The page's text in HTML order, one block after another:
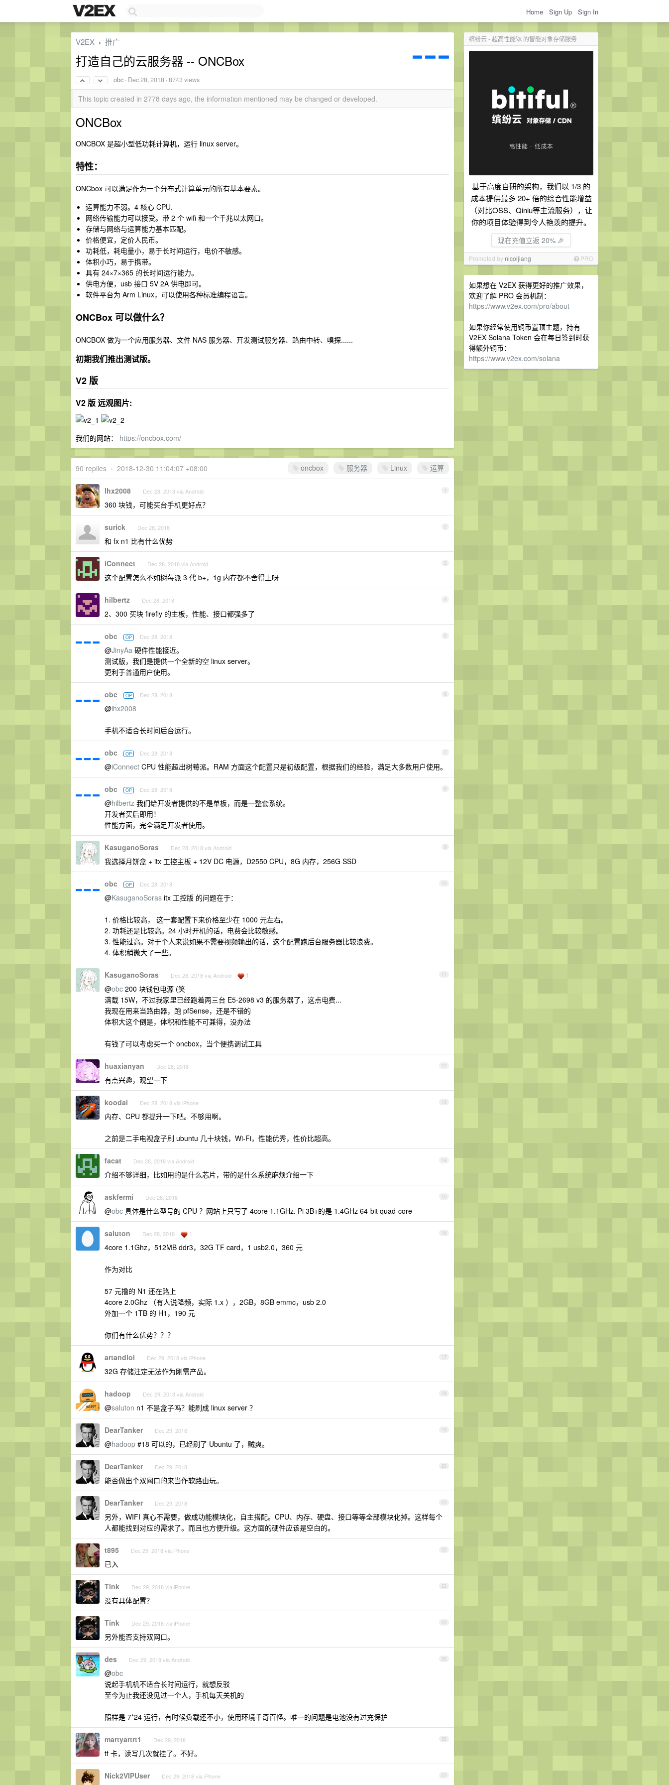
Home Sign Up Sign In
缤纷云 - 超高性能🚀 的智能对象存储服务
基于高度自研的架构，我们以 1/3 的
成本提供最多 20+ 倍的综合性能增益
（对比OSS、Qiniu等主流服务），让
你的项目体验得到令人艳羡的提升。
现在充值立返 20% 🎉
Promoted by nicoljiang PRO
如果想在 V2EX 获得更好的推广效果，
欢迎了解 PRO 会员机制：
https://www.v2ex.com/pro/about
如果你经常使用铜币置顶主题，持有
V2EX Solana Token 会在每日签到时获
得额外铜币：
https://www.v2ex.com/solana
V2EX › 推广
打造自己的云服务器 -- ONCBox
obc · Dec 28, 2018 · 8743 views
This topic created in 2778 days ago, the information mentioned may be changed or developed.
ONCBox
ONCBOX 是超小型低功耗计算机，运行 linux server。
特性：
ONCbox 可以满足作为一个分布式计算单元的所有基本要素。
运算能力不弱。4 核心 CPU.
网络传输能力可以接受。带 2 个 wifi 和一个千兆以太网口。
存储与网络与运算能力基本匹配。
价格便宜，定价人民币。
功耗低，耗电量小，易于长时间运行，电价不敏感。
体积小巧，易于携带。
具有 24×7×365 的长时间运行能力。
供电方便，usb 接口 5V 2A 供电即可。
软件平台为 Arm Linux，可以使用各种标准编程语言。
ONCBox 可以做什么？
ONCBOX 做为一个应用服务器、文件 NAS 服务器、开发测试服务器、路由中转、嗅探......
初期我们推出测试版。
V2 版
V2 版 远观图片:
我们的网站： https://oncbox.com/
oncbox 服务器 Linux 运算
90 replies • 2018-12-30 11:04:07 +08:00
1
lhx2008 Dec 28, 2018 via Android
360 块钱，可能买台手机更好点？
2
surick Dec 28, 2018
和 fx n1 比有什么优势
3
iConnect Dec 28, 2018 via Android
这个配置怎么不如树莓派 3 代 b+，1g 内存都不舍得上呀
4
hilbertz Dec 28, 2018
2、300 买块 firefly 的主板，性能、接口都强多了
5
obc OP Dec 28, 2018
@JinyAa 硬件性能接近。
测试版，我们是提供一个全新的空 linux server。
更利于普通用户使用。
6
obc OP Dec 28, 2018
@lhx2008
手机不适合长时间后台运行。
7
obc OP Dec 28, 2018
@iConnect CPU 性能超出树莓派。RAM 方面这个配置只是初级配置，根据我们的经验，满足大多数用户使用。
8
obc OP Dec 28, 2018
@hilbertz 我们给开发者提供的不是单板，而是一整套系统。
开发者买后即用！
性能方面，完全满足开发者使用。
9
KasuganoSoras Dec 28, 2018 via Android
我选择月饼盒 + itx 工控主板 + 12V DC 电源，D2550 CPU，8G 内存，256G SSD
10
obc OP Dec 28, 2018
@KasuganoSoras itx 工控版 的问题在于：
1. 价格比较高， 这一套配置下来价格至少在 1000 元左右。
2. 功耗还是比较高。24 小时开机的话，电费会比较敏感。
3. 性能过高。对于个人来说如果不需要视频输出的话，这个配置跑后台服务器比较浪费。
4. 体积稍微大了一些。
11
KasuganoSoras Dec 28, 2018 via Android 1
@obc 200 块钱包电源 (笑
满载 15W，不过我家里已经跑着两三台 E5-2698 v3 的服务器了，这点电费...
我现在用来当路由器，跑 pfSense，还是不错的
体积大这个倒是，体积和性能不可兼得，没办法
有钱了可以考虑买一个 oncbox，当个便携调试工具
12
huaxianyan Dec 28, 2018
有点兴趣，观望一下
13
koodai Dec 28, 2018 via iPhone
内存、CPU 都提升一下吧。不够用啊。
之前是二手电视盒子刷 ubuntu 几十块钱，Wi-Fi，性能优秀，性价比超高。
14
facat Dec 28, 2018 via Android
介绍不够详细，比如用的是什么芯片，带的是什么系统麻烦介绍一下
15
askfermi Dec 28, 2018
@obc 具体是什么型号的 CPU ？网站上只写了 4core 1.1GHz. Pi 3B+的是 1.4GHz 64-bit quad-core
16
saluton Dec 28, 2018 1
4core 1.1Ghz，512MB ddr3，32G TF card，1 usb2.0，360 元
作为对比
57 元撸的 N1 还在路上
4core 2.0Ghz （有人说降频，实际 1.x ），2GB，8GB emmc，usb 2.0
外加一个 1TB 的 H1，190 元
你们有什么优势？？？
17
artandlol Dec 29, 2018 via iPhone
32G 存储注定无法作为刚需产品。
18
hadoop Dec 29, 2018 via Android
@saluton n1 不是盒子吗？能刷成 linux server ？
19
DearTanker Dec 29, 2018
@hadoop #18 可以的，已经刷了 Ubuntu 了，贼爽。
20
DearTanker Dec 29, 2018
能否做出个双网口的来当作软路由玩。
21
DearTanker Dec 29, 2018
另外，WIFI 真心不需要，做成功能模块化，自主搭配。CPU、内存、硬盘、接口等等全部模块化掉。这样每个
人都能找到对应的需求了。而且也方便升级。这方面的硬件应该是空白的。
22
t895 Dec 29, 2018 via iPhone
已入
23
Tink Dec 29, 2018 via iPhone
没有具体配置？
24
Tink Dec 29, 2018 via iPhone
另外能否支持双网口。
25
des Dec 29, 2018 via Android
@obc
说起手机机不适合长时间运行，就想反驳
至今为止我还没见过一个人，手机每天关机的
照样是 7*24 运行，有时候负载还不小，使用环境千奇百怪。唯一的问题是电池没有过充保护
26
martyartrt1 Dec 29, 2018
tf 卡，读写几次就挂了。不好。
27
Nick2VIPUser Dec 29, 2018 via iPhone